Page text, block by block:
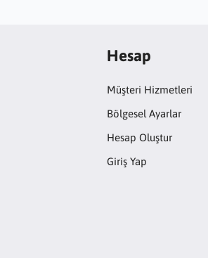
Hesap
Müşteri Hizmetleri
Bölgesel Ayarlar
Hesap Oluştur
Giriş Yap